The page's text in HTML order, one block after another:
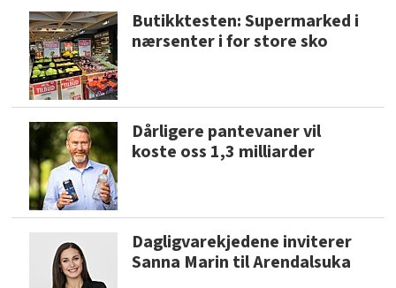
Butikktesten: Supermarked i
nærsenter i for store sko
Dårligere pantevaner vil
koste oss 1,3 milliarder
Dagligvarekjedene inviterer
Sanna Marin til Arendalsuka